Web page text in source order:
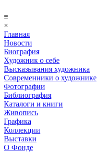
≡
×
Главная
Новости
Биография
Художник о себе
Выcказывания художника
Современники о художнике
Фотографии
Библиография
Каталоги и книги
Живопись
Графика
Коллекции
Выставки
О Фонде